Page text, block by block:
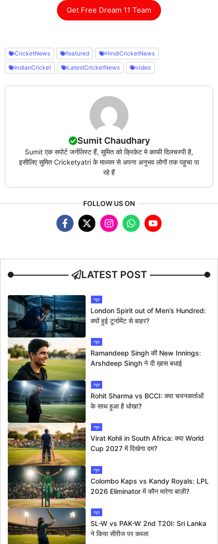
Get Free Dream 11 Team
CricketNews featured
HindiCricketNews
IndianCricket
LatestCricketNews video
Sumit Chaudhary
Sumit एक सपोर्ट जर्नलिस्ट हैं, सुमित को क्रिकेट मे काफी दिलचस्पी है,
इसीलिए सुमित Cricketyatri के माध्यम से अपना अनुभव लोगों तक पहुचा पा
रहे हैं
FOLLOW US ON
LATEST POST
न्यूज
London Spirit out of Men’s Hundred:
क्यों हुई टूर्नामेंट से बाहर?
न्यूज
Ramandeep Singh की New Innings:
Arshdeep Singh ने दी ख़ास बधाई
न्यूज
Rohit Sharma vs BCCI: क्या चयनकर्ताओं
के साथ हुआ है धोखा?
न्यूज
Virat Kohli in South Africa: क्या World
Cup 2027 में दिखेगा दम?
न्यूज
Colombo Kaps vs Kandy Royals: LPL
2026 Eliminator में कौन मारेगा बाज़ी?
न्यूज
SL-W vs PAK-W 2nd T20I: Sri Lanka
ने किया सीरीज पर कब्जा